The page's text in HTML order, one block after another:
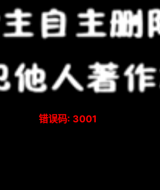
错误码: 3001